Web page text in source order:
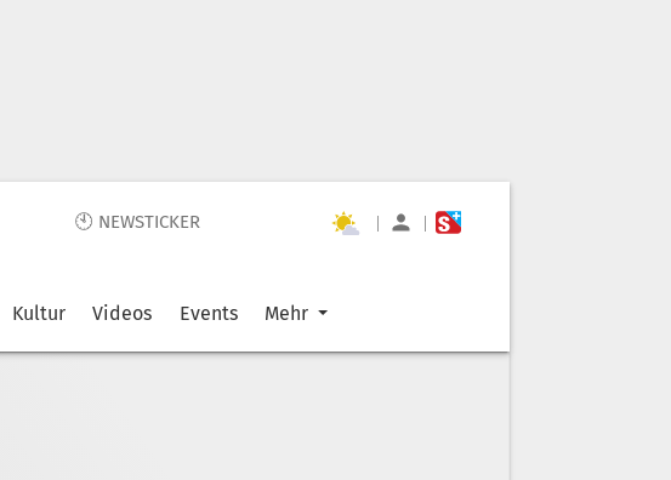
🕙 NEWSTICKER | |
Kultur Videos Events Mehr